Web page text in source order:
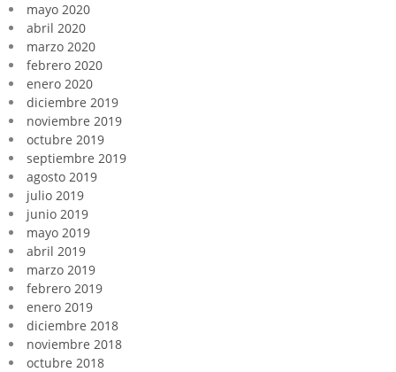
mayo 2020
abril 2020
marzo 2020
febrero 2020
enero 2020
diciembre 2019
noviembre 2019
octubre 2019
septiembre 2019
agosto 2019
julio 2019
junio 2019
mayo 2019
abril 2019
marzo 2019
febrero 2019
enero 2019
diciembre 2018
noviembre 2018
octubre 2018